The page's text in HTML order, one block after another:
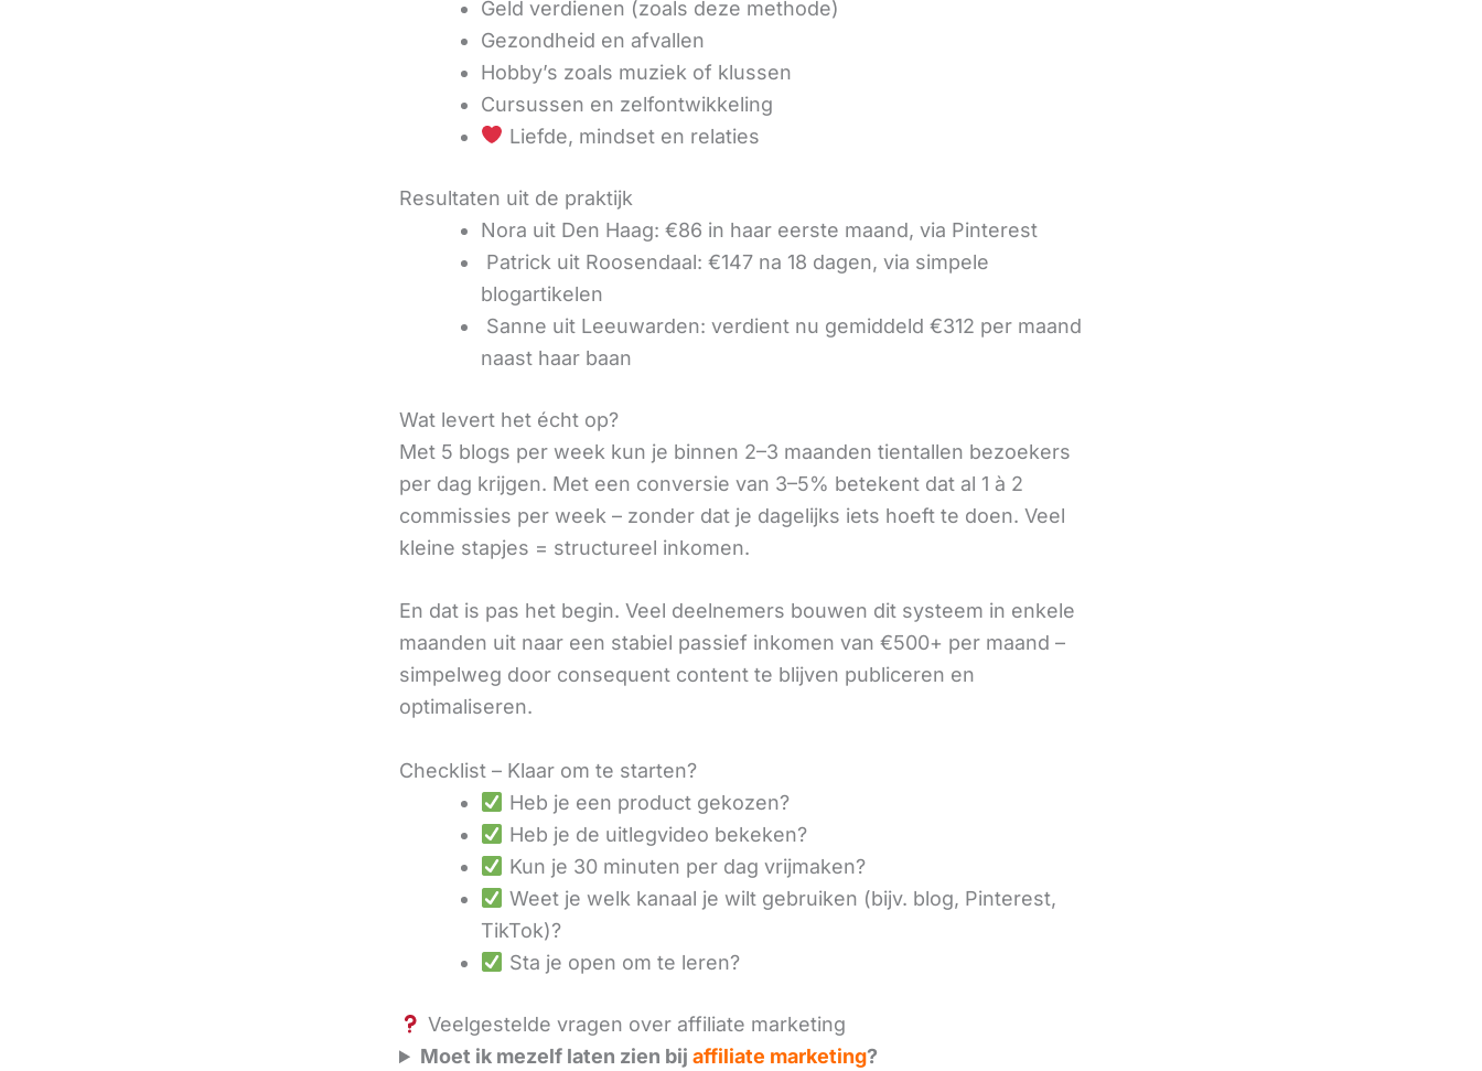
Geld verdienen (zoals deze methode)
Gezondheid en afvallen
Hobby’s zoals muziek of klussen
Cursussen en zelfontwikkeling
Liefde, mindset en relaties
Resultaten uit de praktijk
Nora uit Den Haag: €86 in haar eerste maand, via Pinterest
‍ Patrick uit Roosendaal: €147 na 18 dagen, via simpele
blogartikelen
‍ Sanne uit Leeuwarden: verdient nu gemiddeld €312 per maand
naast haar baan
Wat levert het écht op?
Met 5 blogs per week kun je binnen 2–3 maanden tientallen bezoekers
per dag krijgen. Met een conversie van 3–5% betekent dat al 1 à 2
commissies per week – zonder dat je dagelijks iets hoeft te doen. Veel
kleine stapjes = structureel inkomen.
En dat is pas het begin. Veel deelnemers bouwen dit systeem in enkele
maanden uit naar een stabiel passief inkomen van €500+ per maand –
simpelweg door consequent content te blijven publiceren en
optimaliseren.
Checklist – Klaar om te starten?
Heb je een product gekozen?
Heb je de uitlegvideo bekeken?
Kun je 30 minuten per dag vrijmaken?
Weet je welk kanaal je wilt gebruiken (bijv. blog, Pinterest,
TikTok)?
Sta je open om te leren?
Veelgestelde vragen over affiliate marketing
Moet ik mezelf laten zien bijaffiliate marketing?